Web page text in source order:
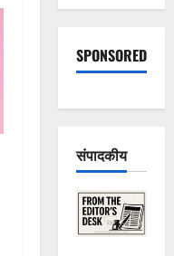
खोजें:
SPONSORED
संपादकीय